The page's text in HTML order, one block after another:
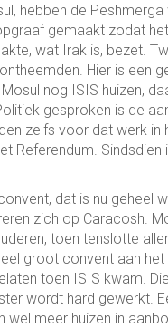
hebben de
gemaakt zodat
wat Irak is, bezet.
Hier is een
nog ISIS huizen,
gesproken is de
zelfs voor dat werk
Referendum. Sindsdien
dat is nu geheel
zich op Caracosh.
toen tenslotte
groot convent aan
toen ISIS kwam.
wordt hard gewerkt.
meer huizen in